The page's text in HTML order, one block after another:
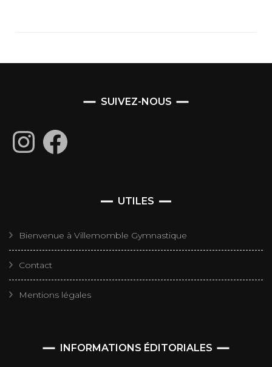
SUIVEZ-NOUS
InstagramFacebook
UTILES
Bienvenue à Villemomble Gymnastique
Contact
Mentions légales
INFORMATIONS ÉDITORIALES